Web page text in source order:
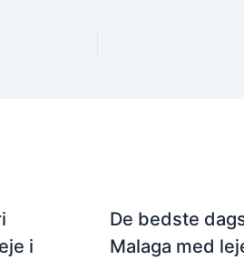
i
De bedste
Malaga med